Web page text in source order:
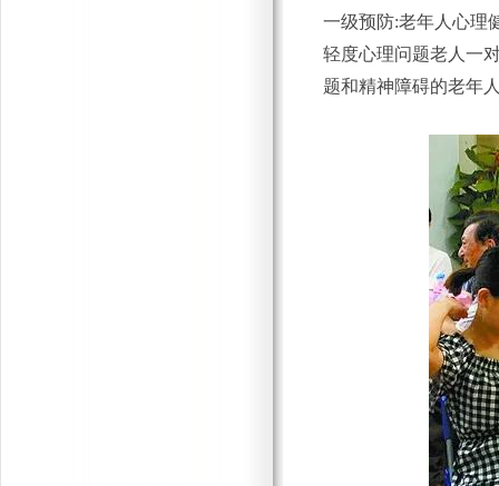
一级预防:老年人心理
轻度心理问题老人一
题和精神障碍的老年